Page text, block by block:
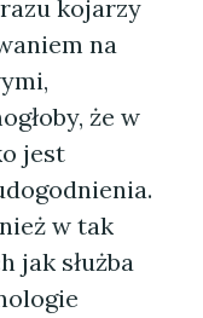
razu kojarzy
na
że w
jest
w tak
jak służba